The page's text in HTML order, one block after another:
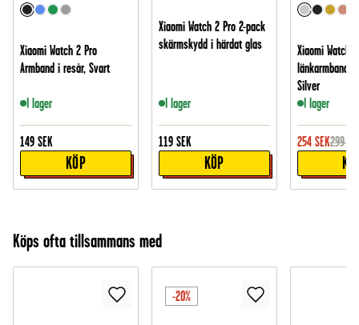
Xiaomi Watch 2 Pro
Armband i resår, Svart
I lager
149 SEK
KÖP
Xiaomi Watch 2 Pro 2-pack
skärmskydd i härdat glas
I lager
119 SEK
KÖP
Xiaomi Watch
länkarmband i
Silver
I lager
254 SEK299
Köps ofta tillsammans med
-20%